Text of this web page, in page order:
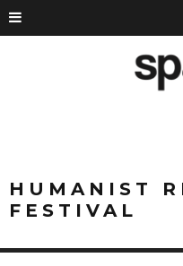
HUMANIST
FESTIVAL